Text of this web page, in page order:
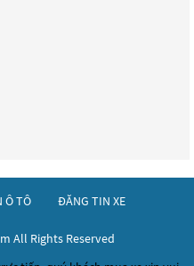
Ô TÔ ĐĂNG TIN XE
All Rights Reserved